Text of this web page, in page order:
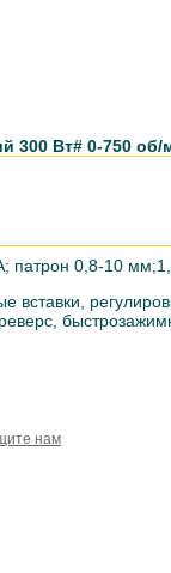
300 Вт# 0-750 об/
0,8-10
вставки,
нам